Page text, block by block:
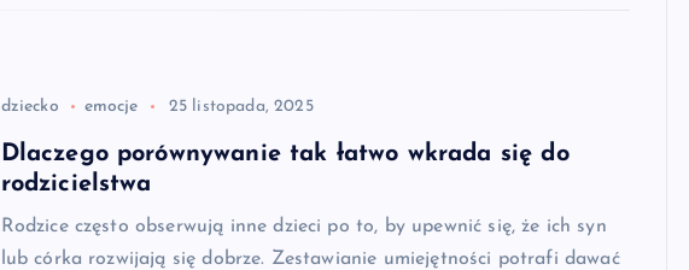
dziecko emocje 25 listopada, 2025
Dlaczego porównywanie tak łatwo wkrada się do
rodzicielstwa
Rodzice często obserwują inne dzieci po to, by upewnić się, że ich syn
lub córka rozwijają się dobrze. Zestawianie umiejętności potrafi dawać